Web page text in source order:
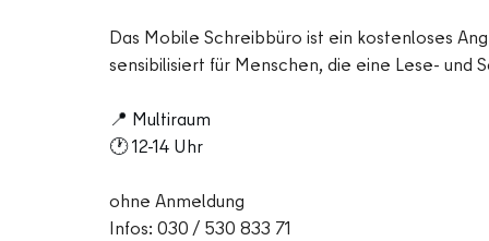
Das Mobile Schreibbüro ist ein kostenloses
sensibilisiert für Menschen, die eine Lese- und
📍 Multiraum
🕐 12-14 Uhr
ohne Anmeldung
Infos: 030 / 530 833 71